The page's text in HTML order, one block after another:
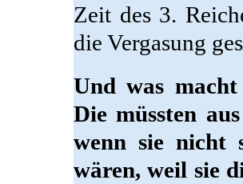
Zeit des 3.
die Vergasung
Und was
Die müssten
wenn sie nicht
wären, weil sie